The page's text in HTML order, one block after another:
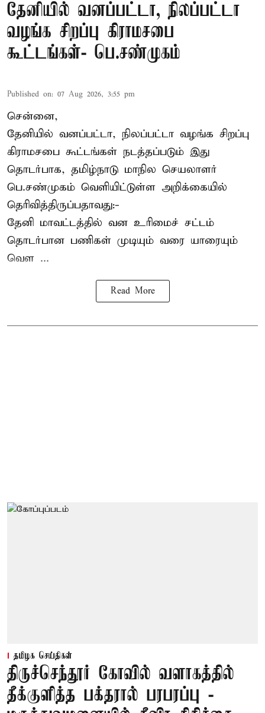
தேனியில் வனப்பட்டா, நிலப்பட்டா
வழங்க சிறப்பு கிராமசபை
கூட்டங்கள்- பெ.சண்முகம்
Published on: 07 Aug 2026, 3:55 pm
சென்னை,
தேனியில் வனப்பட்டா, நிலப்பட்டா வழங்க சிறப்பு
கிராமசபை கூட்டங்கள் நடத்தப்படும் இது
தொடர்பாக, தமிழ்நாடு மாநில செயலாளர்
பெ.சண்முகம் வெளியிட்டுள்ள அறிக்கையில்
தெரிவித்திருப்பதாவது:-
தேனி மாவட்டத்தில் வன உரிமைச் சட்டம்
தொடர்பான பணிகள் முடியும் வரை யாரையும்
வெள ...
Read More
தமிழக செய்திகள்
திருச்செந்தூர் கோவில் வளாகத்தில்
தீக்குளித்த பக்தரால் பரபரப்பு -